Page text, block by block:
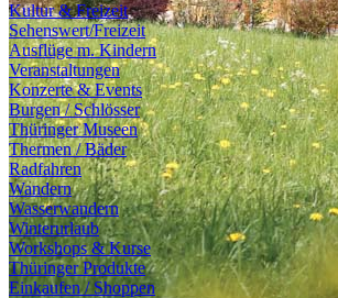
Kultur & Freizeit
Sehenswert/Freizeit
Ausflüge m. Kindern
Veranstaltungen
Konzerte & Events
Burgen / Schlösser
Thüringer Museen
Thermen / Bäder
Radfahren
Wandern
Wasserwandern
Winterurlaub
Workshops & Kurse
Thüringer Produkte
Einkaufen / Shoppen